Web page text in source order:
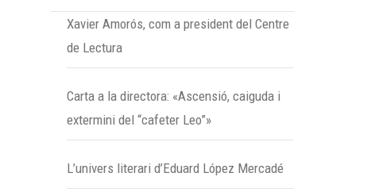
Xavier Amorós, com a president del Centre
de Lectura
Carta a la directora: «Ascensió, caiguda i
extermini del “cafeter Leo”»
L’univers literari d’Eduard López Mercadé